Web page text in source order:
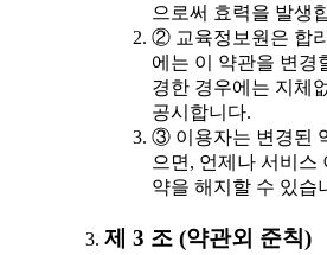
으로써 효력을 발생
② 교육정보원은 합
에는 이 약관을 변경
경한 경우에는 지체
공시합니다.
③ 이용자는 변경된
으면, 언제나 서비스
약을 해지할 수 있습
제 3 조 (약관외 준칙)